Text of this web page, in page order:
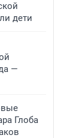
дети
—
Глоба